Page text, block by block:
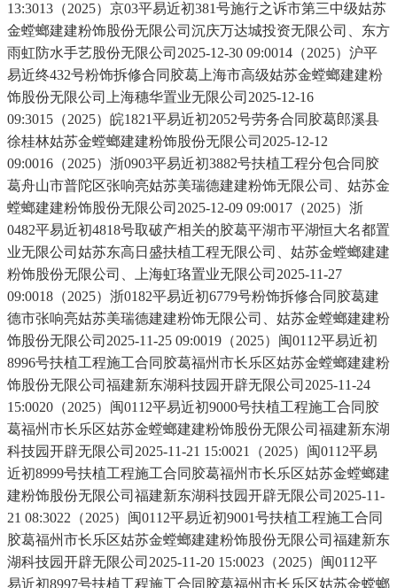
13:3013（2025）京03平易近初381号施行之诉市第三中级姑苏
金螳螂建建粉饰股份无限公司沉庆万达城投资无限公司、东方
雨虹防水手艺股份无限公司2025-12-30 09:0014（2025）沪平
易近终432号粉饰拆修合同胶葛上海市高级姑苏金螳螂建建粉
饰股份无限公司上海穗华置业无限公司2025-12-16
09:3015（2025）皖1821平易近初2052号劳务合同胶葛郎溪县
徐桂林姑苏金螳螂建建粉饰股份无限公司2025-12-12
09:0016（2025）浙0903平易近初3882号扶植工程分包合同胶
葛舟山市普陀区张响亮姑苏美瑞德建建粉饰无限公司、姑苏金
螳螂建建粉饰股份无限公司2025-12-09 09:0017（2025）浙
0482平易近初4818号取破产相关的胶葛平湖市平湖恒大名都置
业无限公司姑苏东高日盛扶植工程无限公司、姑苏金螳螂建建
粉饰股份无限公司、上海虹珞置业无限公司2025-11-27
09:0018（2025）浙0182平易近初6779号粉饰拆修合同胶葛建
德市张响亮姑苏美瑞德建建粉饰无限公司、姑苏金螳螂建建粉
饰股份无限公司2025-11-25 09:0019（2025）闽0112平易近初
8996号扶植工程施工合同胶葛福州市长乐区姑苏金螳螂建建粉
饰股份无限公司福建新东湖科技园开辟无限公司2025-11-24
15:0020（2025）闽0112平易近初9000号扶植工程施工合同胶
葛福州市长乐区姑苏金螳螂建建粉饰股份无限公司福建新东湖
科技园开辟无限公司2025-11-21 15:0021（2025）闽0112平易
近初8999号扶植工程施工合同胶葛福州市长乐区姑苏金螳螂建
建粉饰股份无限公司福建新东湖科技园开辟无限公司2025-11-
21 08:3022（2025）闽0112平易近初9001号扶植工程施工合同
胶葛福州市长乐区姑苏金螳螂建建粉饰股份无限公司福建新东
湖科技园开辟无限公司2025-11-20 15:0023（2025）闽0112平
易近初8997号扶植工程施工合同胶葛福州市长乐区姑苏金螳螂